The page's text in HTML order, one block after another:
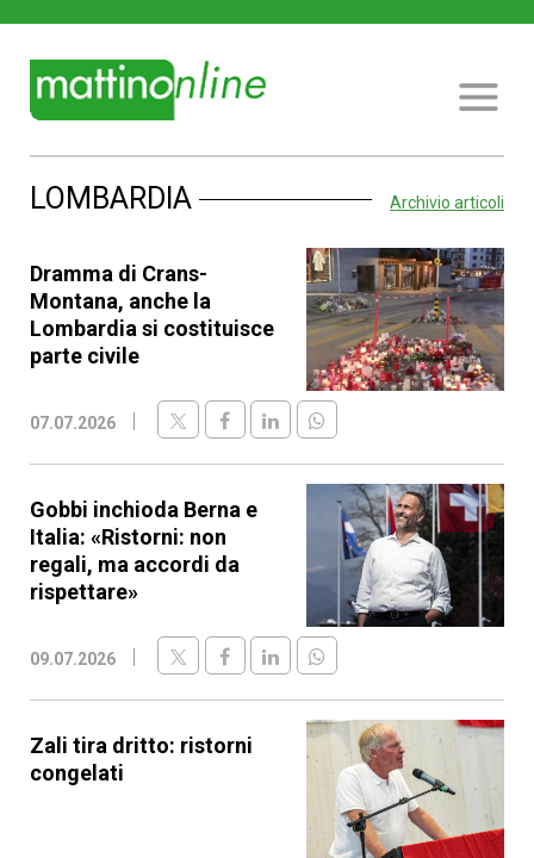
LOMBARDIA Archivio articoli
Dramma di Crans-
Montana, anche la
Lombardia si costituisce
parte civile
07.07.2026
Gobbi inchioda Berna e
Italia: «Ristorni: non
regali, ma accordi da
rispettare»
09.07.2026
Zali tira dritto: ristorni
congelati